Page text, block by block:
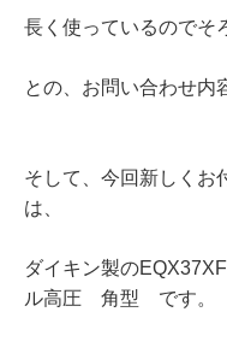
長く使っているのでそ
との、お問い合わせ内
そして、今回新しくお
は、
ダイキン製の
ル高圧 角型 です。